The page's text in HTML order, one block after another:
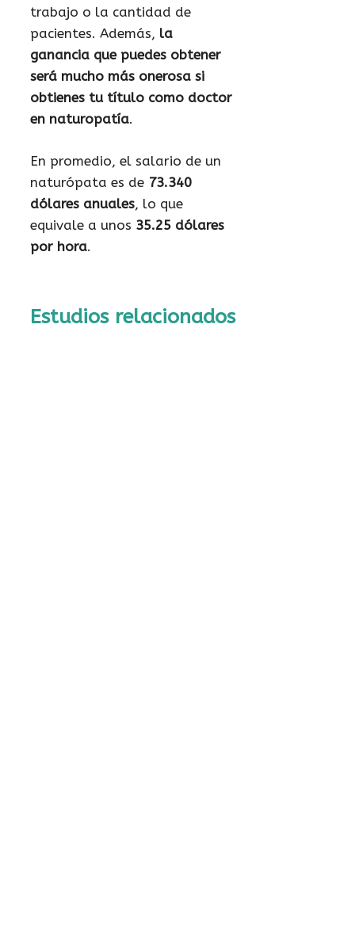
trabajo o la cantidad de
pacientes. Además, la
ganancia que puedes obtener
será mucho más onerosa si
obtienes tu título como doctor
en naturopatía.
En promedio, el salario de un
naturópata es de 73.340
dólares anuales, lo que
equivale a unos 35.25 dólares
por hora.
Estudios relacionados